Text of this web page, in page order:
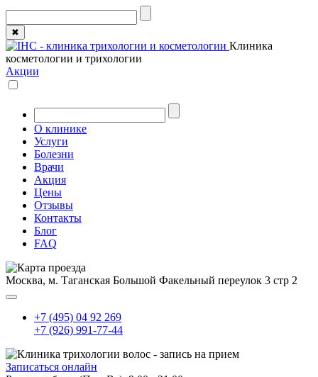
✖
Клиника
косметологии и трихологии
Акции
О клинике
Услуги
Болезни
Врачи
Акция
Цены
Отзывы
Контакты
Блог
FAQ
Москва, м. Таганская Большой Факельный переулок 3 стр 2
+7 (495) 04 92 269
+7 (926) 991-77-44
Записаться онлайн